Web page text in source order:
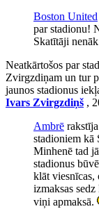
Boston United
par stadionu!
Skatītāji
Neatkārtošos par
Zvirgzdiņam un tur
jaunos stadionus
Ivars Zvirgzdiņš ,
Ambrē
stadioniem kā
Minhenē tad
stadionus
klāt viesnīcas,
izmaksas
viņi apmaksā.